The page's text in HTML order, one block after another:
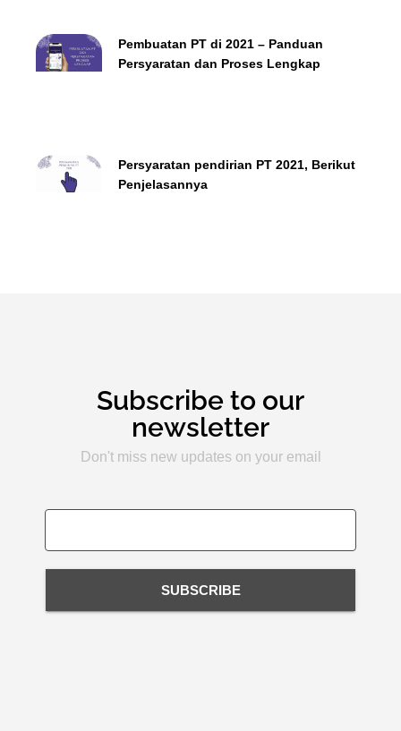
Pembuatan PT di 2021 – Panduan
Persyaratan dan Proses Lengkap
Persyaratan pendirian PT 2021, Berikut
Penjelasannya
Subscribe to our
newsletter
Don't miss new updates on your email
SUBSCRIBE